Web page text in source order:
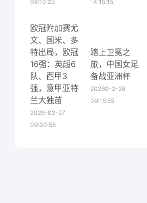
08:10:23 14:15:15
欧冠附加赛尤
文、国米、多
特出局，欧冠
16强：英超6
队、西甲3
强，意甲亚特
兰大独苗
2026-02-27
09:30:56
踏上卫冕之
旅，中国女足
备战亚洲杯
20260-2-26
09:15:55